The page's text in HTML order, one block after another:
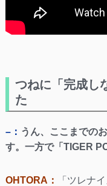
つねに「完成し
た
–： うん、ここまでの
す。一方で「TIGER
OHTORA：
「ツレナ